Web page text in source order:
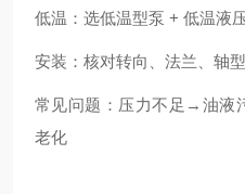
低温：选低温型泵 + 低温液
安装：核对转向、法兰、轴
常见问题：压力不足→油液
老化